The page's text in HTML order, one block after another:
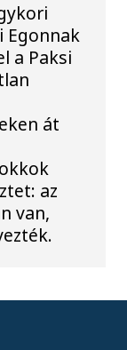
Egonnak
a Paksi
át
az
van,